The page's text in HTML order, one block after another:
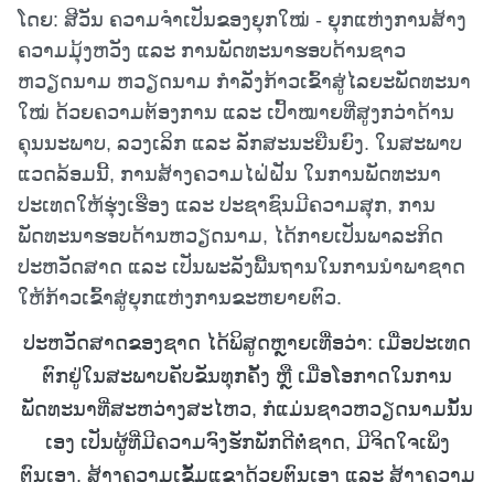
ໂດຍ: ສີວັນ ຄວາມຈໍາເປັນຂອງຍຸກໃໝ່ - ຍຸກແຫ່ງການສ້າງ
ຄວາມມຸ້ງຫວັງ ແລະ ການພັດທະນາຮອບດ້ານຊາວ
ຫວຽດນາມ ຫວຽດນາມ ກໍາລັງກ້າວເຂົ້າສູ່ໄລຍະພັດທະນາ
ໃໝ່ ດ້ວຍຄວາມຕ້ອງການ ແລະ ເປົ້າໝາຍທີ່ສູງກວ່າດ້ານ
ຄຸນນະພາບ, ລວງເລິກ ແລະ ລັກສະນະຍືນຍົງ. ໃນສະພາບ
ແວດລ້ອມນີ້, ການສ້າງຄວາມໄຝ່ຝັນ ໃນການພັດທະນາ
ປະເທດໃຫ້ຮຸ່ງເຮືອງ ແລະ ປະຊາຊົນມີຄວາມສຸກ, ການ
ພັດທະນາຮອບດ້ານຫວຽດນາມ, ໄດ້ກາຍເປັນພາລະກິດ
ປະຫວັດສາດ ແລະ ເປັນພະລັງພື້ນຖານໃນການນໍາພາຊາດ
ໃຫ້ກ້າວເຂົ້າສູ່ຍຸກແຫ່ງການຂະຫຍາຍຕົວ.
ປະຫວັດສາດຂອງຊາດ ໄດ້ພິສູດຫຼາຍເທື່ອວ່າ: ເມື່ອປະເທດ
ຕົກຢູ່ໃນສະພາບຄັບຂັນທຸກຄັ້ງ ຫຼື ເມື່ອໂອກາດໃນການ
ພັດທະນາທີ່ສະຫວ່າງສະໄຫວ, ກໍແມ່ນຊາວຫວຽດນາມນັ້ນ
ເອງ ເປັນຜູ້ທີ່ມີຄວາມຈົງຮັກພັກດີຕໍ່ຊາດ, ມີຈິດໃຈເພິ່ງ
ຕົນເອງ, ສ້າງຄວາມເຂັ້ມແຂງດ້ວຍຕົນເອງ ແລະ ສ້າງຄວາມ